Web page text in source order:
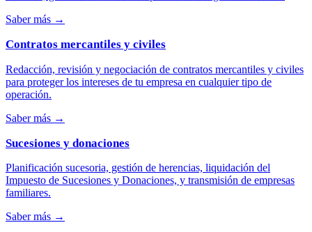
Saber más →
Contratos mercantiles y civiles
Redacción, revisión y negociación de contratos mercantiles y civiles
para proteger los intereses de tu empresa en cualquier tipo de
operación.
Saber más →
Sucesiones y donaciones
Planificación sucesoria, gestión de herencias, liquidación del
Impuesto de Sucesiones y Donaciones, y transmisión de empresas
familiares.
Saber más →